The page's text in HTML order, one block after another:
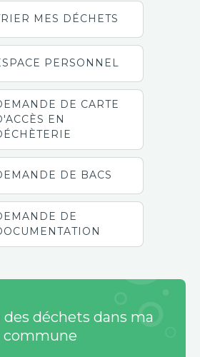
MES DÉCHETS
PERSONNEL
DE CARTE
EN
DE BACS
DE
déchets dans ma
commune